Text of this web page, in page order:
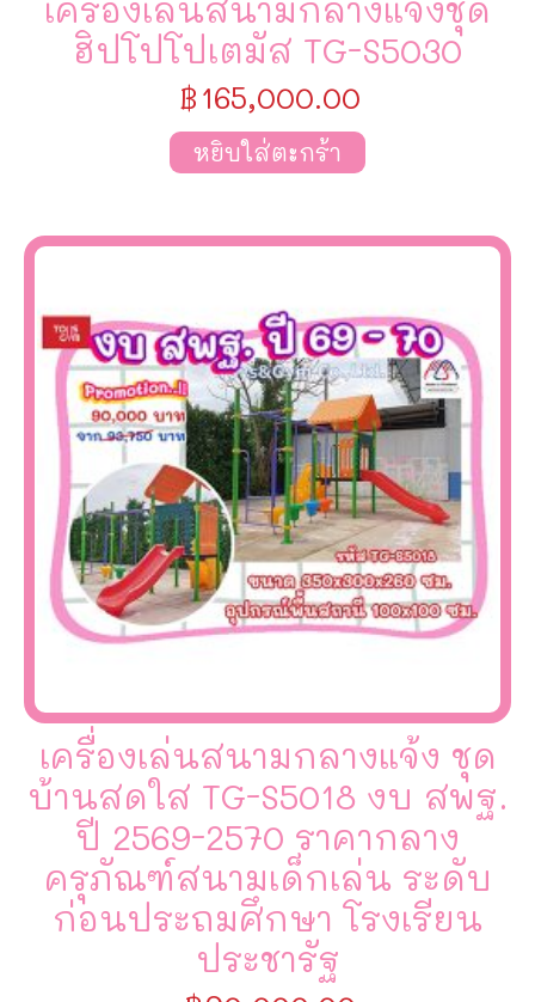
เครื่องเล่นสนามกลางแจ้งชุด
ฮิปโปโปเตมัส TG-S5030
฿165,000.00
หยิบใส่ตะกร้า
เครื่องเล่นสนามกลางแจ้ง ชุด
บ้านสดใส TG-S5018 งบ สพฐ.
ปี 2569-2570 ราคากลาง
ครุภัณฑ์สนามเด็กเล่น ระดับ
ก่อนประถมศึกษา โรงเรียน
ประชารัฐ